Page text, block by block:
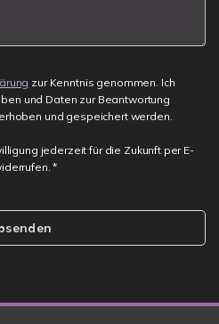
zur Kenntnis genommen. Ich
und Daten zur Beantwortung
und gespeichert werden.
jederzeit für die Zukunft per E-
*